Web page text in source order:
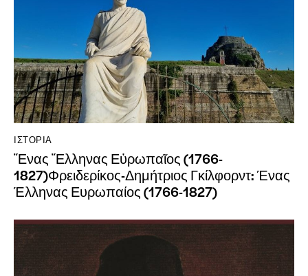
ΙΣΤΟΡΊΑ
Ἕνας Ἕλληνας Εὐρωπαῖος (1766-
1827)Φρειδερίκος-Δημήτριος Γκίλφορντ: Ένας
Έλληνας Ευρωπαίος (1766-1827)